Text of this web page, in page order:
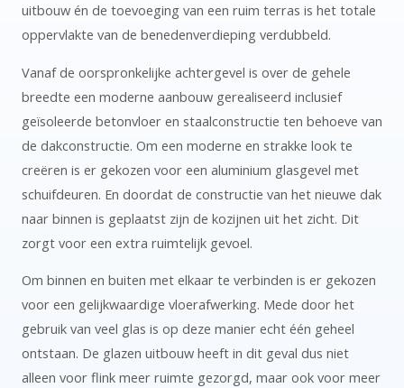
uitbouw én de toevoeging van een ruim terras is het totale
oppervlakte van de benedenverdieping verdubbeld.
Vanaf de oorspronkelijke achtergevel is over de gehele
breedte een moderne aanbouw gerealiseerd inclusief
geïsoleerde betonvloer en staalconstructie ten behoeve van
de dakconstructie. Om een moderne en strakke look te
creëren is er gekozen voor een aluminium glasgevel met
schuifdeuren. En doordat de constructie van het nieuwe dak
naar binnen is geplaatst zijn de kozijnen uit het zicht. Dit
zorgt voor een extra ruimtelijk gevoel.
Om binnen en buiten met elkaar te verbinden is er gekozen
voor een gelijkwaardige vloerafwerking. Mede door het
gebruik van veel glas is op deze manier echt één geheel
ontstaan. De glazen uitbouw heeft in dit geval dus niet
alleen voor flink meer ruimte gezorgd, maar ook voor meer